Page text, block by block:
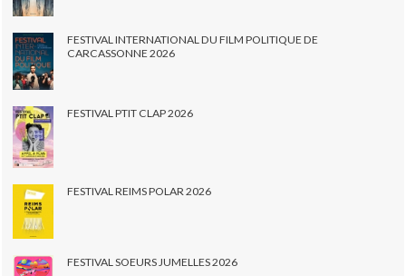
FESTIVAL INTERNATIONAL DU FILM POLITIQUE DE
CARCASSONNE 2026
FESTIVAL PTIT CLAP 2026
FESTIVAL REIMS POLAR 2026
FESTIVAL SOEURS JUMELLES 2026